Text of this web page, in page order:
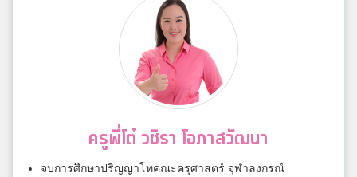
ครูพี่โต๋ วชิรา โอภาสวัฒนา
จบการศึกษาปริญญาโทคณะครุศาสตร์ จุฬาลงกรณ์